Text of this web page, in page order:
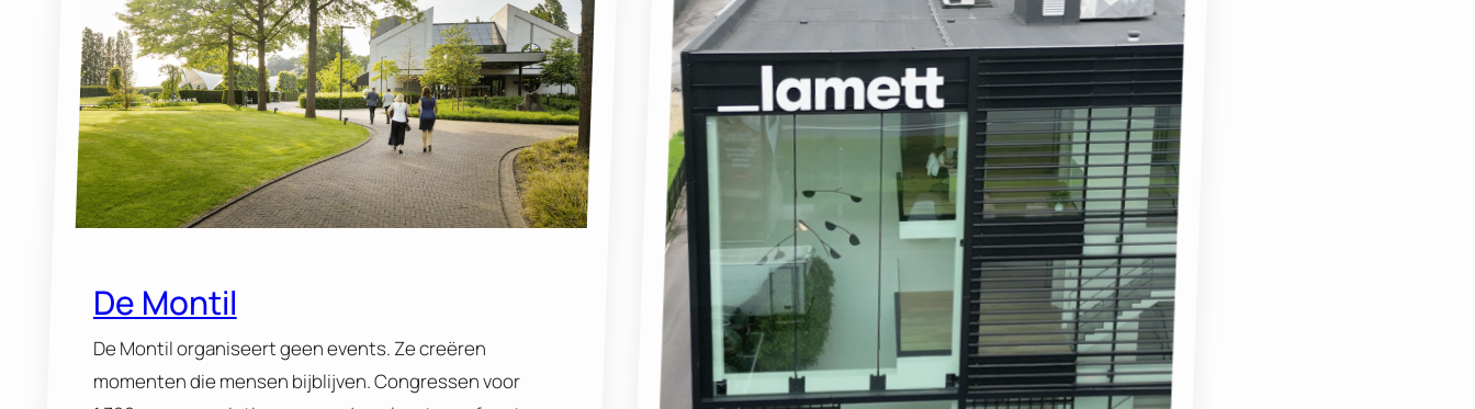
De Montil
De Montil organiseert geen events. Ze creëren
momenten die mensen bijblijven. Congressen voor